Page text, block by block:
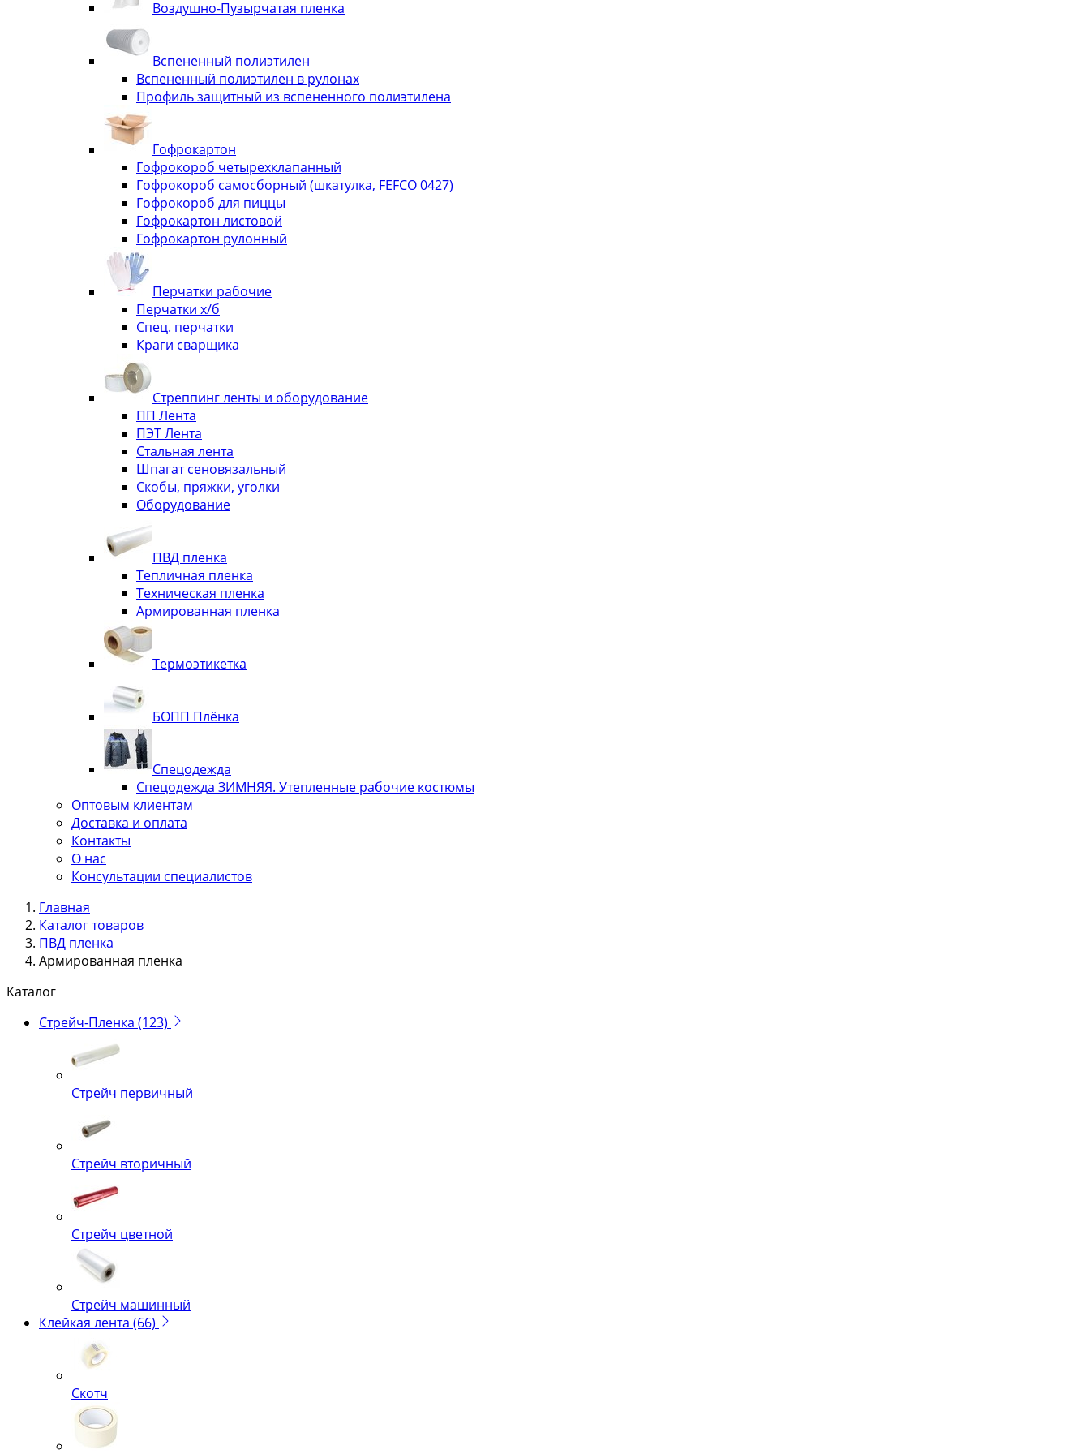
Воздушно-Пузырчатая пленка
Вспененный полиэтилен
Вспененный полиэтилен в рулонах
Профиль защитный из вспененного полиэтилена
Гофрокартон
Гофрокороб четырехклапанный
Гофрокороб самосборный (шкатулка, FEFCO 0427)
Гофрокороб для пиццы
Гофрокартон листовой
Гофрокартон рулонный
Перчатки рабочие
Перчатки х/б
Спец. перчатки
Краги сварщика
Стреппинг ленты и оборудование
ПП Лента
ПЭТ Лента
Стальная лента
Шпагат сеновязальный
Скобы, пряжки, уголки
Оборудование
ПВД пленка
Тепличная пленка
Техническая пленка
Армированная пленка
Термоэтикетка
БОПП Плёнка
Спецодежда
Спецодежда ЗИМНЯЯ. Утепленные рабочие костюмы
Оптовым клиентам
Доставка и оплата
Контакты
О нас
Консультации специалистов
Главная
Каталог товаров
ПВД пленка
Армированная пленка
Каталог
Стрейч-Пленка (123)
Стрейч первичный
Стрейч вторичный
Стрейч цветной
Стрейч машинный
Клейкая лента (66)
Скотч